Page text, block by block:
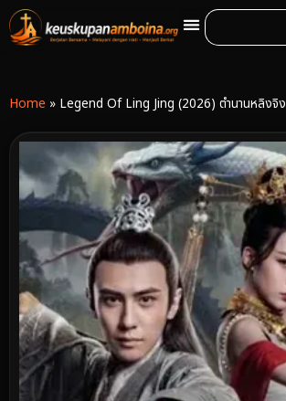
Home » Legend Of Ling Jing (2026) ตำนานหลิงจิง